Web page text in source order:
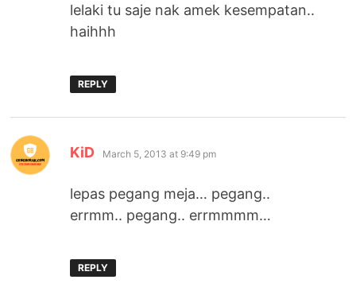
lelaki tu saje nak amek kesempatan..
haihhh
REPLY
KiD says:
March 5, 2013 at 9:49 pm
lepas pegang meja… pegang..
errmm.. pegang.. errmmmm…
REPLY